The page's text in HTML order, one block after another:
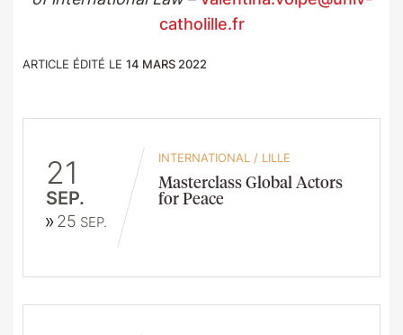
catholille.fr
ARTICLE ÉDITÉ LE 14 MARS 2022
21
SEP.
25 SEP.
INTERNATIONAL / LILLE
Masterclass Global Actors
for Peace